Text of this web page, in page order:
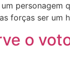
personagem
forças ser um
o